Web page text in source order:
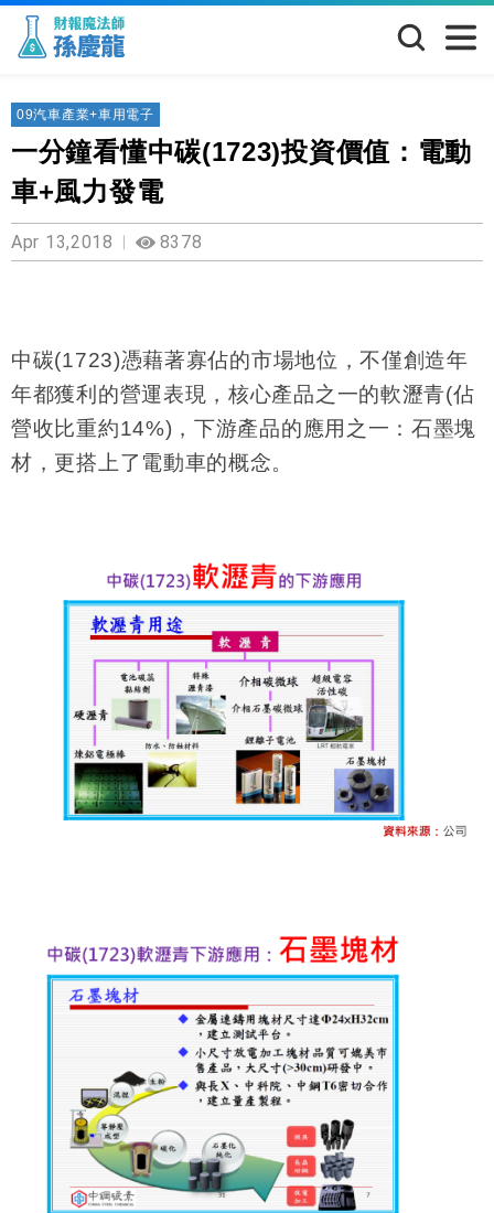
09汽車產業+車用電子
一分鐘看懂中碳(1723)投資價值：電動
車+風力發電
Apr 13,2018 8378
中碳(1723)憑藉著寡佔的市場地位，不僅創造年
年都獲利的營運表現，核心產品之一的軟瀝青(佔
營收比重約14%) ，下游產品的應用之一：石墨塊
材，更搭上了電動車的概念。